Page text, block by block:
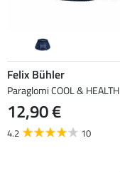
Felix Bühler
Paraglomi COOL & HEALTH
12,90 €
4.2 10